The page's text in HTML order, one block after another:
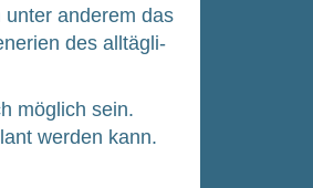
ande­rem das
des all­täg­li­
mög­lich sein.
wer­den kann.